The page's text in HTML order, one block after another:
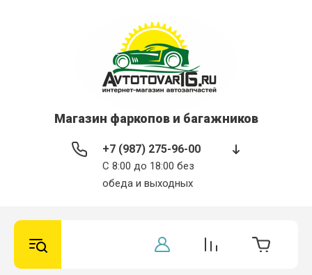
Магазин фаркопов и багажников
+7 (987) 275-96-00
С 8:00 до 18:00 без
обеда и выходных